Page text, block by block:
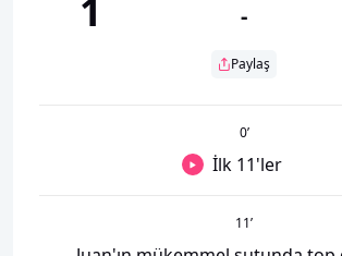
1 -
Paylaş
0’
İlk 11'ler
11’